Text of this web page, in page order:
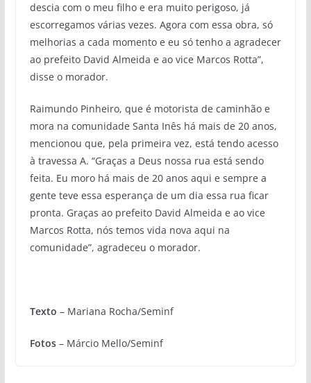
descia com o meu filho e era muito perigoso, já
escorregamos várias vezes. Agora com essa obra, só
melhorias a cada momento e eu só tenho a agradecer
ao prefeito David Almeida e ao vice Marcos Rotta”,
disse o morador.
Raimundo Pinheiro, que é motorista de caminhão e
mora na comunidade Santa Inês há mais de 20 anos,
mencionou que, pela primeira vez, está tendo acesso
à travessa A. “Graças a Deus nossa rua está sendo
feita. Eu moro há mais de 20 anos aqui e sempre a
gente teve essa esperança de um dia essa rua ficar
pronta. Graças ao prefeito David Almeida e ao vice
Marcos Rotta, nós temos vida nova aqui na
comunidade”, agradeceu o morador.
Texto – Mariana Rocha/Seminf
Fotos– Márcio Mello/Seminf